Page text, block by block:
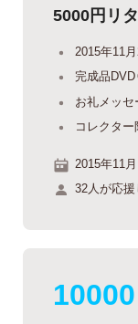
5000円リ
2015年11
完成品DVD
お礼メッセ
コレクタ
2015年11
32人が応援
10000